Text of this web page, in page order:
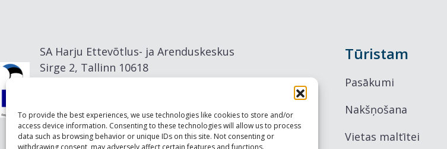
To provide the best experiences, we use technologies like cookies to store and/or
access device information. Consenting to these technologies will allow us to process
data such as browsing behavior or unique IDs on this site. Not consenting or
withdrawing consent, may adversely affect certain features and functions.
SA Harju Ettevõtlus- ja Arenduskeskus
Sirge 2, Tallinn 10618
Tūristam
Pasākumi
Nakšņošana
Vietas maltītei